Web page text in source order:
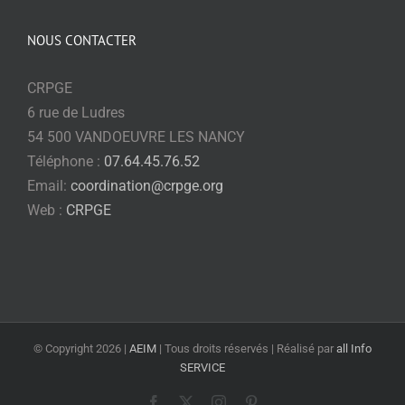
NOUS CONTACTER
CRPGE
6 rue de Ludres
54 500 VANDOEUVRE LES NANCY
Téléphone : 07.64.45.76.52
Email: coordination@crpge.org
Web : CRPGE
© Copyright 2026 | AEIM | Tous droits réservés | Réalisé par all Info
SERVICE
Facebook Instagram